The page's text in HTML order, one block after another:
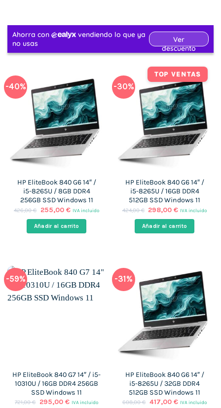
-40%
HP EliteBook 840 G6 14″ /
i5-8265U / 8GB DDR4
256GB SSD Windows 11
426,00€
El
original
era:
255,00 €El
actual
es:
IVA incluido
Añadir al carrito
-30%
TOP VENTAS
HP EliteBook 840 G6 14″ /
i5-8265U / 16GB DDR4
512GB SSD Windows 11
424,00€ El
original
era:
298,00€El
actual
es:
IVA incluido
Añadir al carrito
-59%
HP EliteBook 840 G7 14″ / i5-
10310U / 16GB DDR4 256GB
SSD Windows 11
721,00€
El
295,00 €ElIVA incluido
-31%
HP EliteBook 840 G6 14″ /
i5-8265U / 32GB DDR4
512GB SSD Windows 11
608,00€ El
417,00 €ElIVA incluido